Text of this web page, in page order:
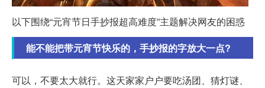
以下围绕“元宵节日手抄报超高难度”主题解决网友的困惑
能不能把带元宵节快乐的，手抄报的字放大一点?
可以，不要太大就行。这天家家户户要吃汤团、猜灯谜、